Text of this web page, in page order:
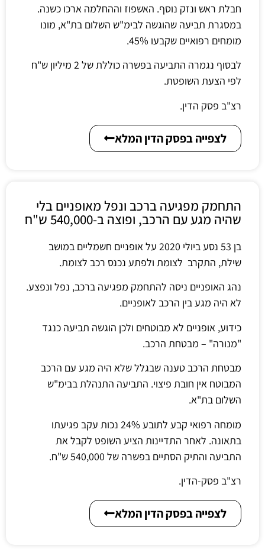
חבלת ראש ונזק נוסף. האשפוז וההחלמה ארכו כשנה.
במסגרת תביעה שהוגשה לבימ"ש השלום בת"א, מונו
מומחים רפואיים שקבעו 45%.
לבסוף נגמרה התביעה בפשרה כוללת של 2 מיליון ש"ח
לפי הצעת השופטת.
רצ"ב פסק הדין.
לצפייה בפסק הדין המלא
התחמק מפגיעה ברכב ונפל מאופניים בלי
שהיה מגע עם הרכב, ופוצה ב-540,000 ש"ח
בן 53 נסע ביולי 2020 על אופניים חשמליים במושב
שילת, התקרב לצומת ולפתע נכנס רכב לצומת.
נהג האופניים ניסה להתחמק מפגיעה ברכב, נפל ונפצע.
לא היה מגע בין הרכב לאופניים.
כידוע, אופניים לא מבוטחים ולכן הוגשה תביעה כנגד
"מנורה" – מבטחת הרכב.
מבטחת הרכב טענה שבגלל שלא היה מגע עם הרכב
המבוטח אין חובת פיצוי. התביעה התנהלת בבימ"ש
השלום בת"א.
מומחה רפואי קבע לתובע 24% נכות עקב פגיעתו
בתאונה. לאחר התדיינות הציע השופט לקבל את
התביעה והתיק הסתיים בפשרה של 540,000 ש"ח.
רצ"ב פסק-הדין.
לצפייה בפסק הדין המלא